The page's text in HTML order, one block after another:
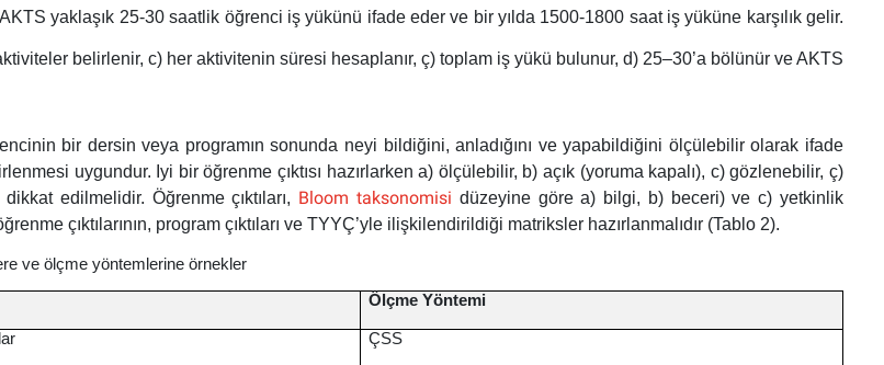
yaklaşık 25-30 saatlik öğrenci iş yükünü ifade eder ve bir yılda 1500-1800 saat iş yüküne karşılık gelir.
belirlenir, c) her aktivitenin süresi hesaplanır, ç) toplam iş yükü bulunur, d) 25–30’a bölünür ve AKTS
bir dersin veya programın sonunda neyi bildiğini, anladığını ve yapabildiğini ölçülebilir olarak ifade
uygundur. Iyi bir öğrenme çıktısı hazırlarken a) ölçülebilir, b) açık (yoruma kapalı), c) gözlenebilir, ç)
edilmelidir. Öğrenme çıktıları, Bloom taksonomisi düzeyine göre a) bilgi, b) beceri) ve c) yetkinlik
çıktılarının, program çıktıları ve TYYÇ’yle ilişkilendirildiği matriksler hazırlanmalıdır (Tablo 2).
ve ölçme yöntemlerine örnekler
Ölçme Yöntemi
ÇSS